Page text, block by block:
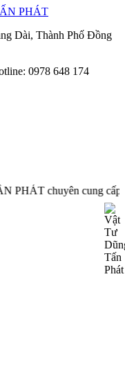
Dài, Thành Phố Đồng
0978 648 174
cấp, phân phối thiết